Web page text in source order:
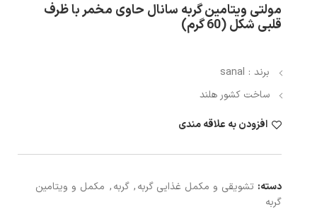
مولتی ویتامین گربه سانال حاوی مخمر با ظرف
قلبی شکل (60 گرم)
برند : sanal
ساخت کشور هلند
افزودن به علاقه مندی
دسته: تشویقی و مکمل غذایی گربه, گربه, مکمل و ویتامین
گربه